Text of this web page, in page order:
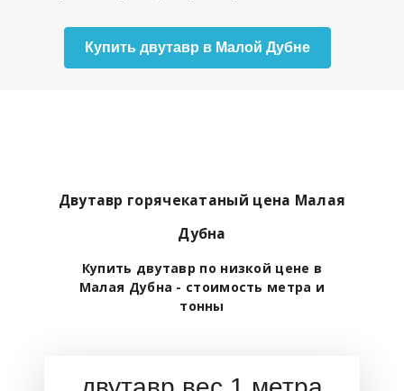
Купить двутавр в Малой Дубне
Двутавр горячекатаный цена Малая
Дубна
Купить двутавр по низкой цене в
Малая Дубна - стоимость метра и
тонны